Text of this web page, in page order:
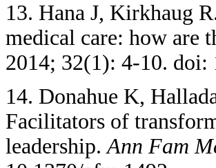
13. Hana J, Kirkhaug
medical care: how are
2014; 32(1): 4-10. doi:
14. Donahue K,
Facilitators of
leadership.Ann Fam